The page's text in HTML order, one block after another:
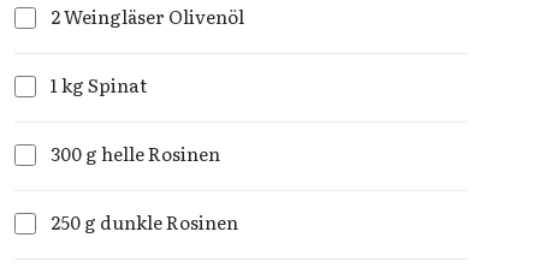
2 Weingläser Olivenöl
1 kg Spinat
300 g helle Rosinen
250 g dunkle Rosinen